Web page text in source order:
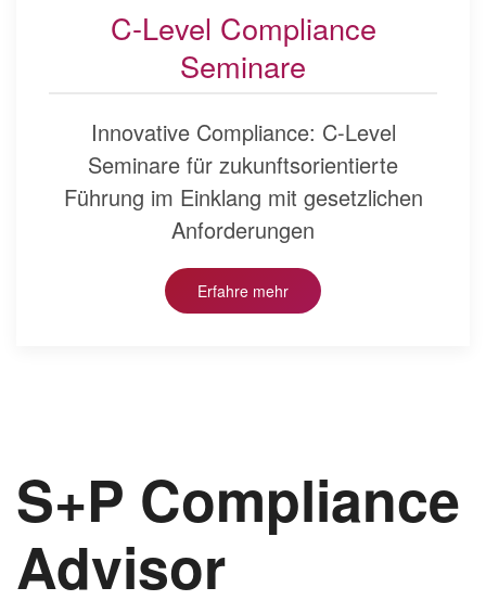
C-Level Compliance
Seminare
Innovative Compliance: C-Level
Seminare für zukunftsorientierte
Führung im Einklang mit gesetzlichen
Anforderungen
Erfahre mehr
S+P Compliance
Advisor